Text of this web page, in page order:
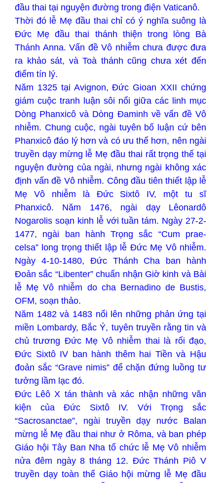
đầu thai tại nguyện đường trong điện Vaticanô.
Thời đó lễ Mẹ đầu thai chỉ có ý nghĩa suông là
Đức Mẹ đầu thai thánh thiện trong lòng Bà
Thánh Anna. Vấn đề Vô nhiễm chưa được đưa
ra khảo sát, và Toà thánh cũng chưa xét đến
điểm tín lý.
Năm 1325 tại Avignon, Đức Gioan XXII chứng
giám cuộc tranh luận sôi nổi giữa các linh mục
Dòng Phanxicô và Dòng Đaminh về vấn đề Vô
nhiễm. Chung cuộc, ngài tuyên bố luận cứ bên
Phanxicô đáo lý hơn và có ưu thế hơn, nên ngài
truyền dạy mừng lễ Mẹ đầu thai rất trọng thể tại
nguyện đường của ngài, nhưng ngài không xác
định vấn đề Vô nhiễm. Công đầu tiên thiết lập lễ
Mẹ Vô nhiễm là Đức Sixtô IV, một tu sĩ
Phanxicô. Năm 1476, ngài dạy Lêonardô
Nogarolis soạn kinh lễ với tuần tám. Ngày 27-2-
1477, ngài ban hành Trọng sắc “Cum prae-
celsa” long trọng thiết lập lễ Đức Mẹ Vô nhiễm.
Ngày 4-10-1480, Đức Thánh Cha ban hành
Đoản sắc “Libenter” chuẩn nhận Giờ kinh và Bài
lễ Mẹ Vô nhiễm do cha Bernadino de Bustis,
OFM, soạn thảo.
Năm 1482 và 1483 nổi lên những phản ứng tại
miền Lombardy, Bắc Ý, tuyên truyền rằng tin và
chủ trương Đức Mẹ Vô nhiễm thai là rối đạo,
Đức Sixtô IV ban hành thêm hai Tiền và Hậu
đoản sắc “Grave nimis” để chặn đứng luồng tư
tưởng lầm lạc đó.
Đức Lêô X tán thành và xác nhận những văn
kiện của Đức Sixtô IV. Với Trọng sắc
“Sacrosanctae”, ngài truyền dạy nước Balan
mừng lễ Mẹ đầu thai như ở Rôma, và ban phép
Giáo hội Tây Ban Nha tổ chức lễ Mẹ Vô nhiễm
nửa đêm ngày 8 tháng 12. Đức Thánh Piô V
truyền dạy toàn thể Giáo hội mừng lễ Mẹ đầu